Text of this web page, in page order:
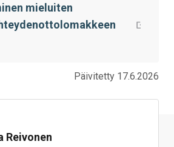
mieluiten
Päivitetty 17.6.2026
Reivonen